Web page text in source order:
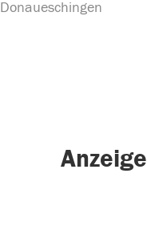
Donaueschingen
Anzeige